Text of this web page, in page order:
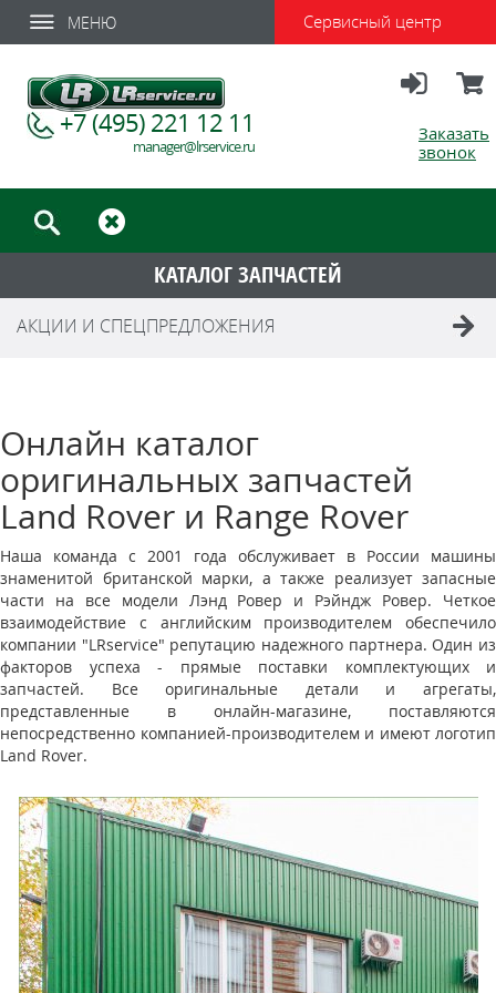
МЕНЮ Сервисный центр
Заказать
звонок
+7 (495) 221 12 11
manager@lrservice.ru
КАТАЛОГ ЗАПЧАСТЕЙ
АКЦИИ И СПЕЦПРЕДЛОЖЕНИЯ
Онлайн каталог
оригинальных запчастей
Land Rover и Range Rover
Наша команда с 2001 года обслуживает в России машины
знаменитой британской марки, а также реализует запасные
части на все модели Лэнд Ровер и Рэйндж Ровер. Четкое
взаимодействие с английским производителем обеспечило
компании "LRservice" репутацию надежного партнера. Один из
факторов успеха - прямые поставки комплектующих и
запчастей. Все оригинальные детали и агрегаты,
представленные в онлайн-магазине, поставляются
непосредственно компанией-производителем и имеют логотип
Land Rover.